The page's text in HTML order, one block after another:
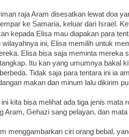
raja Aram disesatkan lewat doa
ke Samaria, keluar dari Israel.
kepada Elisa mau diapakan para
wilayahnya ini, Elisa memilih untuk
Elisa bisa saja meminta mereka
Itu kan yang umumnya bakal
Tidak saja para tentara ini ia
makan dan minum lalu dikirim
kita bisa melihat ada tiga jenis mata
Aram, Gehazi sang pelayan, dan
menggambarkan ciri orang bebal,